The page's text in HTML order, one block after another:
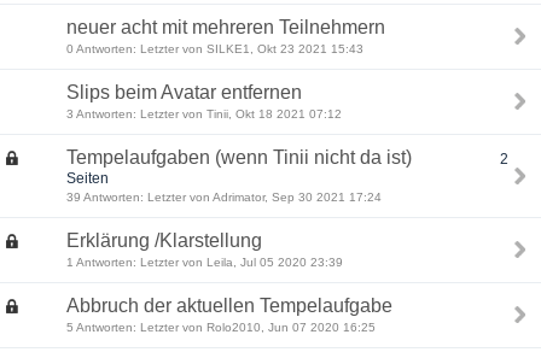
neuer acht mit mehreren Teilnehmern
0 Antworten: Letzter von SILKE1, Okt 23 2021 15:43
Slips beim Avatar entfernen
3 Antworten: Letzter von Tinii, Okt 18 2021 07:12
Tempelaufgaben (wenn Tinii nicht da ist)
2
Seiten
39 Antworten: Letzter von Adrimator, Sep 30 2021 17:24
Erklärung /Klarstellung
1 Antworten: Letzter von Leila, Jul 05 2020 23:39
Abbruch der aktuellen Tempelaufgabe
5 Antworten: Letzter von Rolo2010, Jun 07 2020 16:25